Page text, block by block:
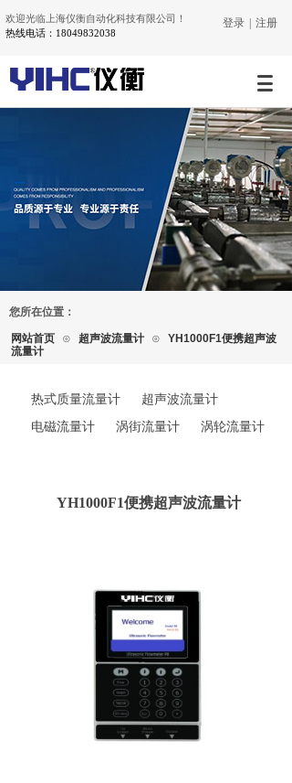
欢迎光临上海仪衡自动化科技有限公司！
热线电话：18049832038
登录 注册
网站首页 ⊙ 超声波流量计 ⊙
YH1000F1便携超声波
流量计
您所在位置：
热式质量流量计
超声波流量计
电磁流量计
涡街流量计 涡轮流量计
YH1000F1便携超声波流量计